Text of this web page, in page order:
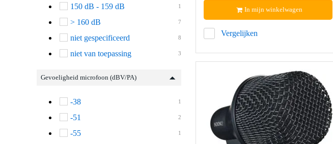
1
150 dB - 159 dB
7
> 160 dB
8
niet gespecificeerd
3
niet van toepassing
Gevoeligheid microfoon (dBV/PA)
1
-38
2
-51
1
-55
Vergelijken
In mijn winkelwagen